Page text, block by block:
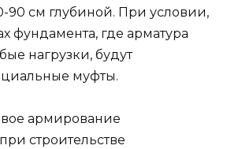
90 см глубиной. При условии,
фундамента, где арматура
нагрузки, будут
муфты.
армирование
строительстве